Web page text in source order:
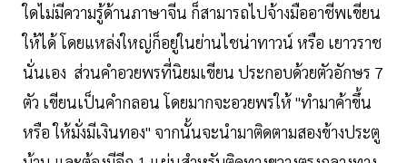
ใดไม่มีความรู้ด้านภาษาจีน ก็สามารถไปจ้างมืออาชีพเขียน
ให้ได้ โดยแหล่งใหญ่ก็อยู่ในย่านไชน่าทาวน์ หรือ เยาวราช
นั่นเอง ส่วนคำอวยพรที่นิยมเขียน ประกอบด้วยตัวอักษร 7
ตัว เขียนเป็นคำกลอน โดยมากจะอวยพรให้ "ทำมาค้าขึ้น
หรือ ให้มั่งมีเงินทอง" จากนั้นจะนำมาติดตามสองข้างประตู